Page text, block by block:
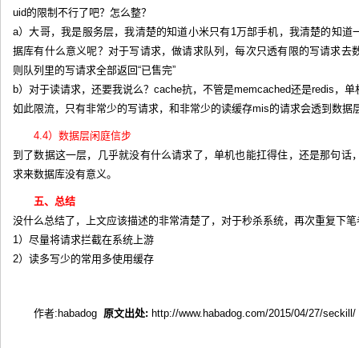
uid的限制不行了吧？怎么整？
a）大哥，我是服务层，我清楚的知道小米只有1万部手机，我清楚的知道
据库有什么意义呢？对于写请求，做请求队列，每次只透有限的写请求去
则队列里的写请求全部返回“已售完”
b）对于读请求，还要我说么？cache抗，不管是memcached还是redis，
如此限流，只有非常少的写请求，和非常少的读缓存mis的请求会透到数据
4.4）数据层闲庭信步
到了数据这一层，几乎就没有什么请求了，单机也能扛得住，还是那句话
求来数据库没有意义。
五、总结
没什么总结了，上文应该描述的非常清楚了，对于秒杀系统，再次重复下
1）尽量将请求拦截在系统上游
2）读多写少的常用多使用缓存
作者:habadog 原文出处: http://www.habadog.com/2015/04/27/seckill/